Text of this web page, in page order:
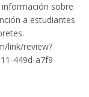
sobre
a estudiantes
link/review?
449d-a7f9-